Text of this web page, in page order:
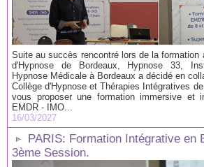
Suite au succès rencontré lors de la formation
d'Hypnose de Bordeaux, Hypnose 33,
Hypnose Médicale à Bordeaux a décidé en
Collège d'Hypnose et Thérapies Intégratives
vous proposer une formation immersive et
EMDR - IMO...
16/03/2027
PARIS: Formation Intégrative en
3ème Session.